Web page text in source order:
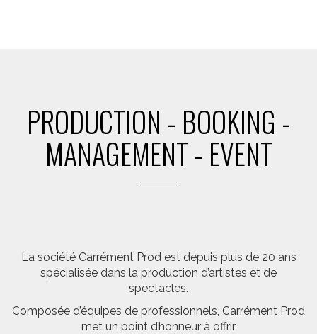
PRODUCTION - BOOKING -
MANAGEMENT - EVENT
La société Carrément Prod est depuis plus de 20 ans
spécialisée dans la production d’artistes et de
spectacles.
Composée d’équipes de professionnels, Carrément Prod
met un point d’honneur à offrir